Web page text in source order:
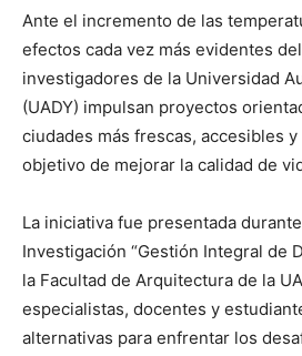
Ante el incremento de las
efectos cada vez más evidentes
investigadores de la Universidad
(UADY) impulsan proyectos
ciudades más frescas, accesibles
objetivo de mejorar la calidad de
La iniciativa fue presentada
Investigación “Gestión Integral de
la Facultad de Arquitectura de la
especialistas, docentes y
alternativas para enfrentar los